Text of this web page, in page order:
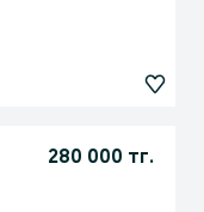
280 000 тг.